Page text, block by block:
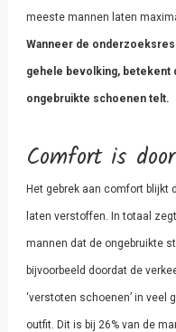
meeste mannen laten
Wanneer de
gehele bevolking, betekent
ongebruikte schoenen telt.
Comfort is
Het gebrek aan comfort blijkt
laten verstoffen. In totaal
mannen dat de ongebruikte
bijvoorbeeld doordat de
‘verstoten schoenen’ in veel
outfit. Dit is bij 26% van de